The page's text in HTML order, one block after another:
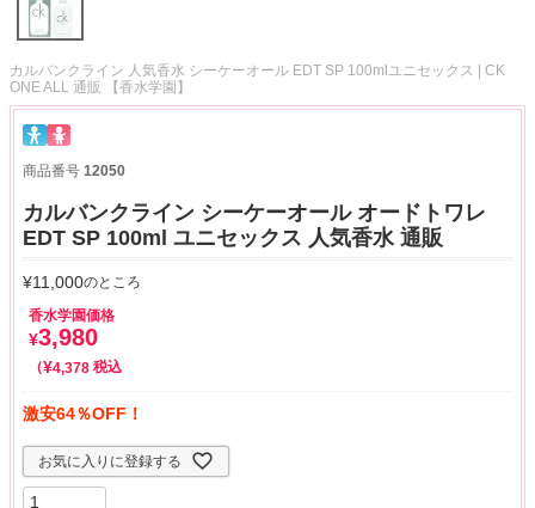
カルバンクライン 人気香水 シーケーオール EDT SP 100mlユニセックス | CK
ONE ALL 通販 【香水学園】
商品番号 12050
カルバンクライン シーケーオール オードトワレ
EDT SP 100ml ユニセックス 人気香水 通販
¥11,000のところ
香水学園価格
¥3,980
¥4,378 税込
激安64％OFF！
お気に入りに登録する